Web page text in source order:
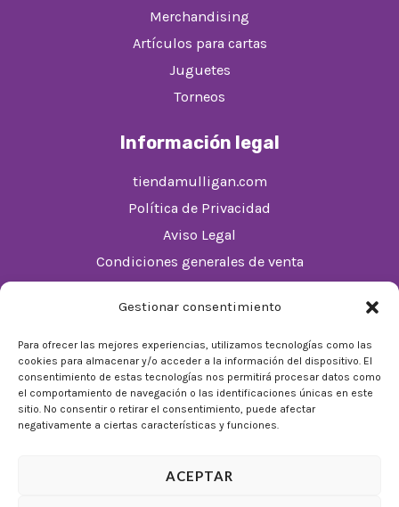
Gestionar consentimiento
Para ofrecer las mejores experiencias, utilizamos tecnologías como las
cookies para almacenar y/o acceder a la información del dispositivo. El
consentimiento de estas tecnologías nos permitirá procesar datos como
el comportamiento de navegación o las identificaciones únicas en este
sitio. No consentir o retirar el consentimiento, puede afectar
negativamente a ciertas características y funciones.
ACEPTAR
Merchandising
Artículos para cartas
Juguetes
Torneos
Información legal
tiendamulligan.com
Política de Privacidad
Aviso Legal
Condiciones generales de venta
De Lunes a Domingos de 10:00 a 22:00
Festivos sujetos al horario del Málaga Factory